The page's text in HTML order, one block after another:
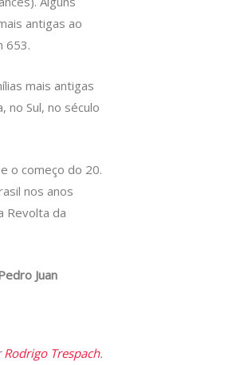
antigas ao
653.
mais antigas
no Sul, no século
o começo do 20.
nos anos
Revolta da
Juan
Rodrigo Trespach.